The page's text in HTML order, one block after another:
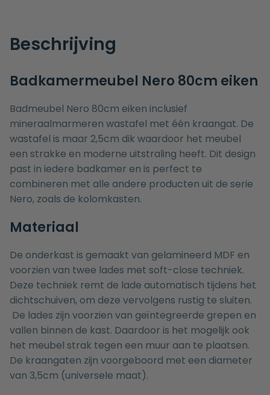
Beschrijving
Badkamermeubel Nero 80cm eiken
Badmeubel Nero 80cm eiken inclusief
mineraalmarmeren wastafel met één kraangat. De
wastafel is maar 2,5cm dik waardoor het meubel
een strakke en moderne uitstraling heeft. Dit design
past in iedere badkamer en is perfect te
combineren met alle andere producten uit de serie
Nero, zoals de kolomkasten.
Materiaal
De onderkast is gemaakt van gelamineerd MDF en
voorzien van twee lades met soft-close techniek.
Deze techniek remt de lade automatisch tijdens het
dichtschuiven, om deze vervolgens rustig te sluiten.
De lades zijn voorzien van geïntegreerde grepen en
vallen binnen de kast. Daardoor is het mogelijk ook
het meubel strak tegen een muur aan te plaatsen.
De kraangaten zijn voorgeboord met een diameter
van 3,5cm (universele maat).